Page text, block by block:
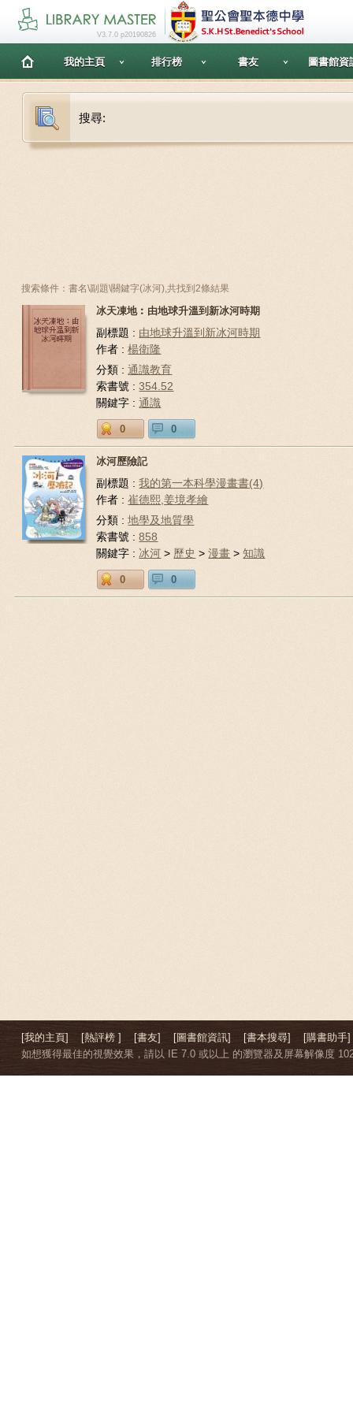
V3.7.0 p20190826
我的主頁 排行榜 書友 圖書館資
搜尋:
搜索條件：書名\副題\關鍵字(冰河),共找到2條結果
冰天凍地︰由地球升溫到新冰河時期
副標題 : 由地球升溫到新冰河時期
作者 :楊衛隆
分類 :通識教育
索書號 :354.52
關鍵字 :通識
0 0
冰河歷險記
副標題 :我的第一本科學漫畫書(4)
作者 :崔德熙,姜境孝繪
分類 :地學及地質學
索書號 :858
關鍵字 : 冰河 > 歷史 >漫畫 >知識
0 0
[我的主頁] [熱評榜 ] [書友] [圖書館資訊] [書本搜尋]
[購書助手]
如想獲得最佳的視覺效果，請以 IE 7.0 或以上 的瀏覽器及屏幕解像度